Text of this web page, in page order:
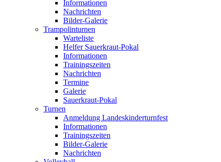
Informationen
Nachrichten
Bilder-Galerie
Trampolinturnen
Warteliste
Helfer Sauerkraut-Pokal
Informationen
Trainingszeiten
Nachrichten
Termine
Galerie
Sauerkraut-Pokal
Turnen
Anmeldung Landeskinderturnfest
Informationen
Trainingszeiten
Bilder-Galerie
Nachrichten